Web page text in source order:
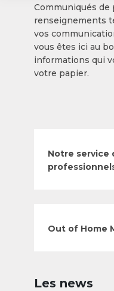
Communiqués de
renseignements
vos
vous êtes ici au
informations qui
votre papier.
Notre service
Out of Home
Les news